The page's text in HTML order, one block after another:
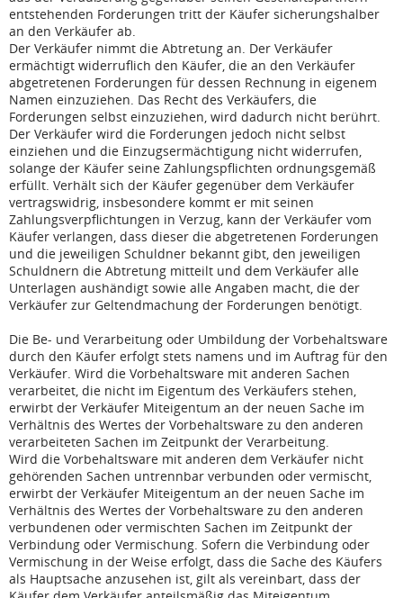
entstehenden Forderungen tritt der Käufer sicherungshalber
an den Verkäufer ab.
Der Verkäufer nimmt die Abtretung an. Der Verkäufer
ermächtigt widerruflich den Käufer, die an den Verkäufer
abgetretenen Forderungen für dessen Rechnung in eigenem
Namen einzuziehen. Das Recht des Verkäufers, die
Forderungen selbst einzuziehen, wird dadurch nicht berührt.
Der Verkäufer wird die Forderungen jedoch nicht selbst
einziehen und die Einzugsermächtigung nicht widerrufen,
solange der Käufer seine Zahlungspflichten ordnungsgemäß
erfüllt. Verhält sich der Käufer gegenüber dem Verkäufer
vertragswidrig, insbesondere kommt er mit seinen
Zahlungsverpflichtungen in Verzug, kann der Verkäufer vom
Käufer verlangen, dass dieser die abgetretenen Forderungen
und die jeweiligen Schuldner bekannt gibt, den jeweiligen
Schuldnern die Abtretung mitteilt und dem Verkäufer alle
Unterlagen aushändigt sowie alle Angaben macht, die der
Verkäufer zur Geltendmachung der Forderungen benötigt.
Die Be- und Verarbeitung oder Umbildung der Vorbehaltsware
durch den Käufer erfolgt stets namens und im Auftrag für den
Verkäufer. Wird die Vorbehaltsware mit anderen Sachen
verarbeitet, die nicht im Eigentum des Verkäufers stehen,
erwirbt der Verkäufer Miteigentum an der neuen Sache im
Verhältnis des Wertes der Vorbehaltsware zu den anderen
verarbeiteten Sachen im Zeitpunkt der Verarbeitung.
Wird die Vorbehaltsware mit anderen dem Verkäufer nicht
gehörenden Sachen untrennbar verbunden oder vermischt,
erwirbt der Verkäufer Miteigentum an der neuen Sache im
Verhältnis des Wertes der Vorbehaltsware zu den anderen
verbundenen oder vermischten Sachen im Zeitpunkt der
Verbindung oder Vermischung. Sofern die Verbindung oder
Vermischung in der Weise erfolgt, dass die Sache des Käufers
als Hauptsache anzusehen ist, gilt als vereinbart, dass der